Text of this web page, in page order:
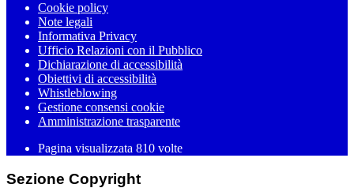
Cookie policy
Note legali
Informativa Privacy
Ufficio Relazioni con il Pubblico
Dichiarazione di accessibilità
Obiettivi di accessibilità
Whistleblowing
Gestione consensi cookie
Amministrazione trasparente
Pagina visualizzata 810 volte
Sezione Copyright